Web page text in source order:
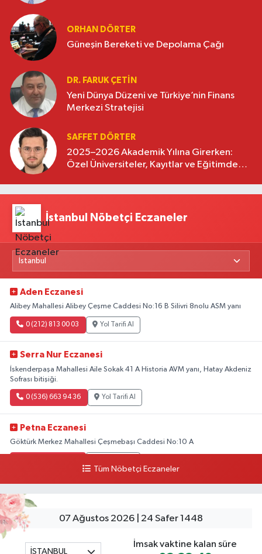
ORHAN DÖRTER
Güneşin Bereketi ve Depolama Çağı
DR. FARUK ÇETİN
Yeni Dünya Düzeni ve Türkiye’nin Finans
Merkezi Stratejisi
SAFFET DÖRTER
2025–2026 Akademik Yılına Girerken:
Özel Üniversiteler, Kayıtlar ve Eğitimde
İstanbul Nöbetçi Eczaneler
Aden Eczanesi
Alibey Mahallesi Alibey Çeşme Caddesi No:16 B Silivri 8nolu ASM yanı
0 (212) 813 00 03 Yol Tarifi Al
Serra Nur Eczanesi
İskenderpaşa Mahallesi Aile Sokak 41 A Historia AVM yanı, Hatay Akdeniz
Sofrası bitişiği.
0 (536) 663 94 36 Yol Tarifi Al
Petna Eczanesi
Göktürk Merkez Mahallesi Çeşmebaşı Caddesi No:10 A
Karlıktepe Mahallesi Soğanlık Caddesi No:34 A
0 (216) 504 24 53 Yol Tarifi Al
Tüm Nöbetçi Eczaneler
07 Ağustos 2026 | 24 Safer 1448
İSTANBUL
İmsak vaktine kalan süre